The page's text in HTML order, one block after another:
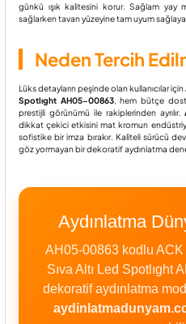
günkü ışık kalitesini korur.Sağlam yay
sağlarken tavan yüzeyine tam uyum
Neden Tercih
Lüks detayların peşinde olan kullanıcılar için
Spotlıght AH05-00863, hem bütçe
prestijli görünümü ile rakiplerinden ayrılır.
dikkat çekici etkisini mat kromun
sofistike bir imza bırakır. Kaliteli sürücü
göz yormayan bir dekoratif aydınlatma
Aydınlatma
AH05-00863 kodlu ACK
Sıva Altı Led Spotlıght
dekoratif aydınlatma